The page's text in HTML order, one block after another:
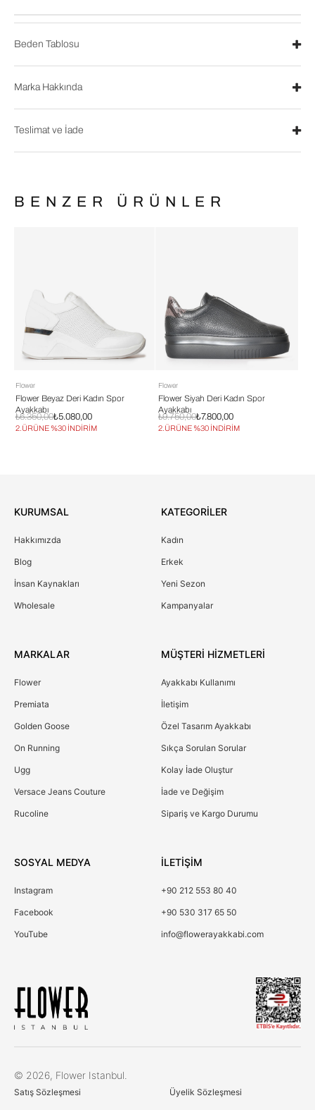
Beden Tablosu
Marka Hakkında
Teslimat ve İade
BENZER ÜRÜNLER
Flower
Flower Beyaz Deri Kadın Spor
Ayakkabı
₺5.080,00
₺6.350,00
2.ÜRÜNE %30 İNDİRİM
Flower
Flower Siyah Deri Kadın Spor
Ayakkabı
₺7.800,00
₺9.750,00
2.ÜRÜNE %30 İNDİRİM
KURUMSAL
Hakkımızda
Blog
İnsan Kaynakları
Wholesale
KATEGORİLER
Kadın
Erkek
Yeni Sezon
Kampanyalar
MARKALAR
Flower
Premiata
Golden Goose
On Running
Ugg
Versace Jeans Couture
Rucoline
MÜŞTERİ HİZMETLERİ
Ayakkabı Kullanımı
İletişim
Özel Tasarım Ayakkabı
Sıkça Sorulan Sorular
Kolay İade Oluştur
İade ve Değişim
Sipariş ve Kargo Durumu
SOSYAL MEDYA
Instagram
Facebook
YouTube
İLETİŞİM
+90 212 553 80 40
+90 530 317 65 50
info@flowerayakkabi.com
© 2026, Flower Istanbul.
Satış Sözleşmesi Üyelik Sözleşmesi
Çerez Kullanımı
Birinci ve üçüncü kişi çerezlerini analiz amacıyla,